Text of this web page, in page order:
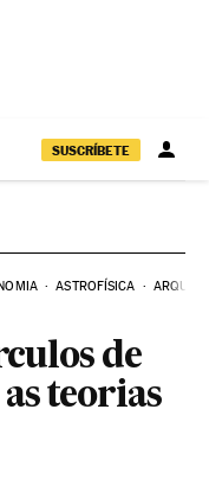
SUSCRÍBETE
ASTROFÍSICA
de
teorias